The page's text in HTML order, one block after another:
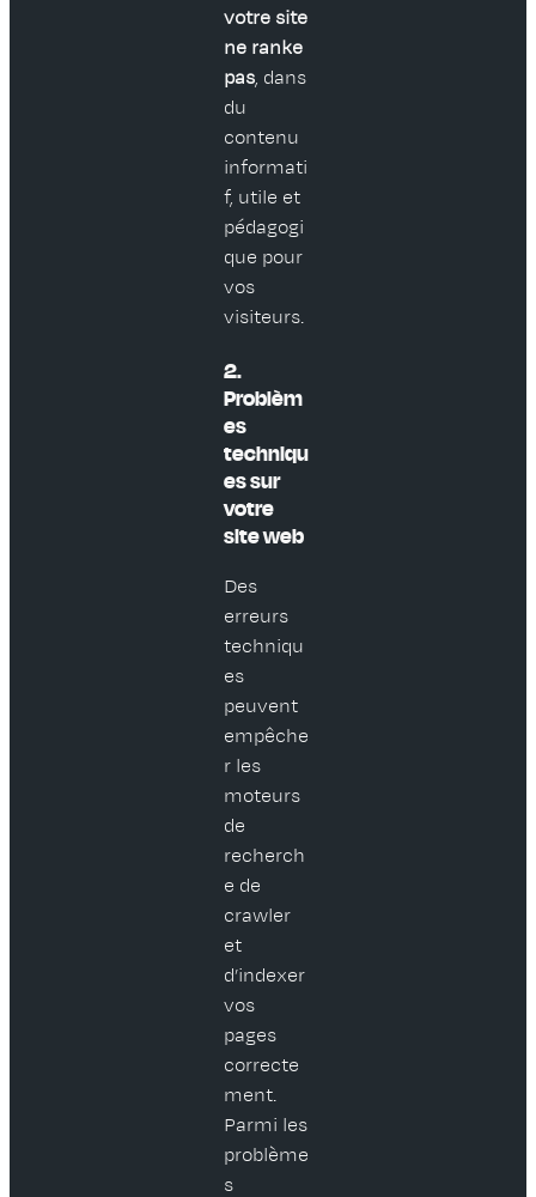
votre site
ne ranke
pas , dans
du
contenu
informati
f, utile et
pédagogi
que pour
vos
visiteurs.
2.
Problèm
es
techniqu
es sur
votre
site web
Des
erreurs
techniqu
es
peuvent
empêche
r les
moteurs
de
recherch
e de
crawler
et
d’indexer
vos
pages
correcte
ment.
Parmi les
problème
s